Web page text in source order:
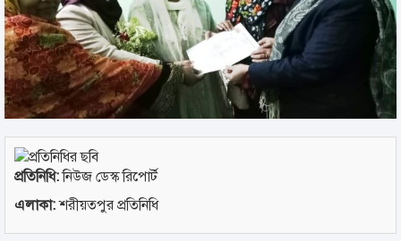
প্রতিনিধি:নিউজ ডেস্ক রিপোর্ট
এলাকা:শরীয়তপুর প্রতিনিধি